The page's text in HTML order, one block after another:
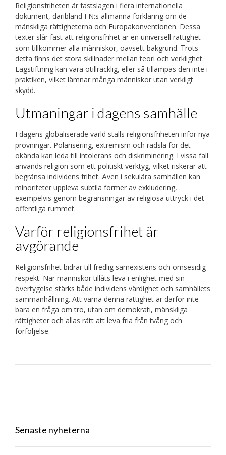
Religionsfriheten är fastslagen i flera internationella
dokument, däribland FN:s allmänna förklaring om de
mänskliga rättigheterna och Europakonventionen. Dessa
texter slår fast att religionsfrihet är en universell rättighet
som tillkommer alla människor, oavsett bakgrund. Trots
detta finns det stora skillnader mellan teori och verklighet.
Lagstiftning kan vara otillräcklig, eller så tillämpas den inte i
praktiken, vilket lämnar många människor utan verkligt
skydd.
Utmaningar i dagens samhälle
I dagens globaliserade värld ställs religionsfriheten inför nya
prövningar. Polarisering, extremism och rädsla för det
okända kan leda till intolerans och diskriminering. I vissa fall
används religion som ett politiskt verktyg, vilket riskerar att
begränsa individens frihet. Även i sekulära samhällen kan
minoriteter uppleva subtila former av exkludering,
exempelvis genom begränsningar av religiösa uttryck i det
offentliga rummet.
Varför religionsfrihet är
avgörande
Religionsfrihet bidrar till fredlig samexistens och ömsesidig
respekt. När människor tillåts leva i enlighet med sin
övertygelse stärks både individens värdighet och samhällets
sammanhållning. Att värna denna rättighet är därför inte
bara en fråga om tro, utan om demokrati, mänskliga
rättigheter och allas rätt att leva fria från tvång och
förföljelse.
Senaste nyheterna